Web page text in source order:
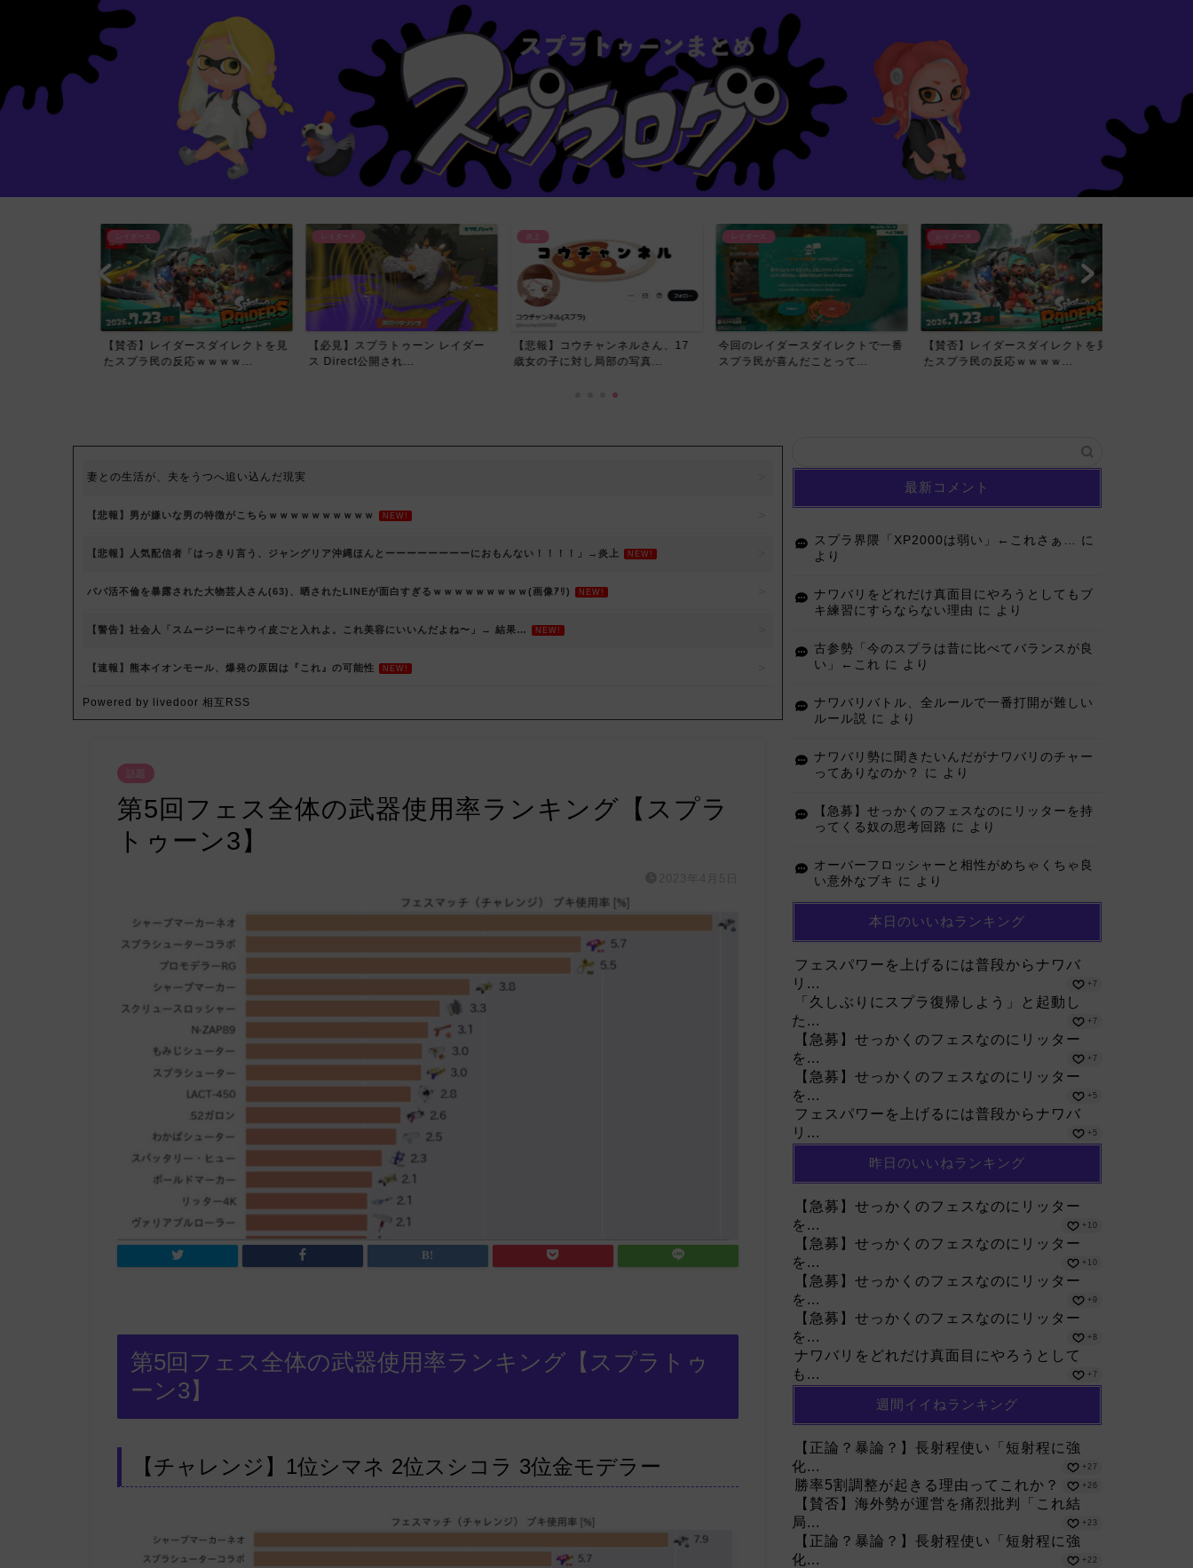
【賛否】レイダースダイレクトを見
たスプラ民の反応ｗｗｗｗ...
【必見】スプラトゥーン レイダー
ス Direct公開され...
【悲報】コウチャンネルさん、17
歳女の子に対し局部の写真...
今回のレイダースダイレクトで一番
スプラ民が喜んだことって...
【賛否】レイダースダイレクトを見
たスプラ民の反応ｗｗｗｗ...
妻との生活が、夫をうつへ追い込んだ現実
【悲報】男が嫌いな男の特徴がこちらｗｗｗｗｗｗｗｗｗｗ NEW!
【悲報】人気配信者「はっきり言う、ジャングリア沖縄ほんとーーーーーーーーにおもんない！！！！」→炎上 NEW!
パパ活不倫を暴露された大物芸人さん(63)、晒されたLINEが面白すぎるｗｗｗｗｗｗｗｗｗ(画像ｱﾘ) NEW!
【警告】社会人「スムージーにキウイ皮ごと入れよ。これ美容にいいんだよね〜」→ 結果… NEW!
【速報】熊本イオンモール、爆発の原因は『これ』の可能性 NEW!
Powered by livedoor 相互RSS
話題
第5回フェス全体の武器使用率ランキング【スプラ
トゥーン3】
第5回フェス全体の武器使用率ランキング【スプラトゥ
ーン3】
【チャレンジ】1位シマネ 2位スシコラ 3位金モデラー
最新コメント
スプラ界隈「XP2000は弱い」←これさぁ…
に
より
ナワバリをどれだけ真面目にやろうとしてもブ
キ練習にすらならない理由 に より
古参勢「今のスプラは昔に比べてバランスが良
い」←これ に より
ナワバリバトル、全ルールで一番打開が難しい
ルール説 に より
ナワバリ勢に聞きたいんだがナワバリのチャー
ってありなのか？
に より
【急募】せっかくのフェスなのにリッターを持
ってくる奴の思考回路 に より
オーバーフロッシャーと相性がめちゃくちゃ良
い意外なブキ に より
本日のいいねランキング
フェスパワーを上げるには普段からナワバ
リ...
+7
「久しぶりにスプラ復帰しよう」と起動し
た...
+7
【急募】せっかくのフェスなのにリッター
を...
+7
【急募】せっかくのフェスなのにリッター
を...
+5
フェスパワーを上げるには普段からナワバ
リ...
+5
昨日のいいねランキング
【急募】せっかくのフェスなのにリッター
を...
+10
【急募】せっかくのフェスなのにリッター
を...
+10
【急募】せっかくのフェスなのにリッター
を...
+9
【急募】せっかくのフェスなのにリッター
を...
+8
ナワバリをどれだけ真面目にやろうとして
も...
+7
週間イイねランキング
【正論？暴論？】長射程使い「短射程に強
化...
+27
勝率5割調整が起きる理由ってこれか？ +26
【賛否】海外勢が運営を痛烈批判「これ結
局...
+23
【正論？暴論？】長射程使い「短射程に強
化...
+22